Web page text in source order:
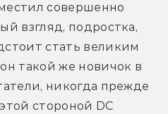
совершенно
взгляд, подростка,
стать великим
такой же новичок в
никогда прежде
стороной DC